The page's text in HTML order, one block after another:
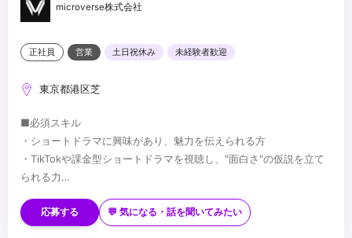
microverse株式会社
正社員 営業 土日祝休み 未経験者歓迎
東京都港区芝
■必須スキル
・ショートドラマに興味があり、魅力を伝えられる方
・TikTokや課金型ショートドラマを視聴し、"面白さ"の仮説を立て
られる力
・映像や広告事業における企画経験
・制作会社や広告代理店等での営業ならびに企画提案経験
応募する 💬 気になる・話を聞いてみたい